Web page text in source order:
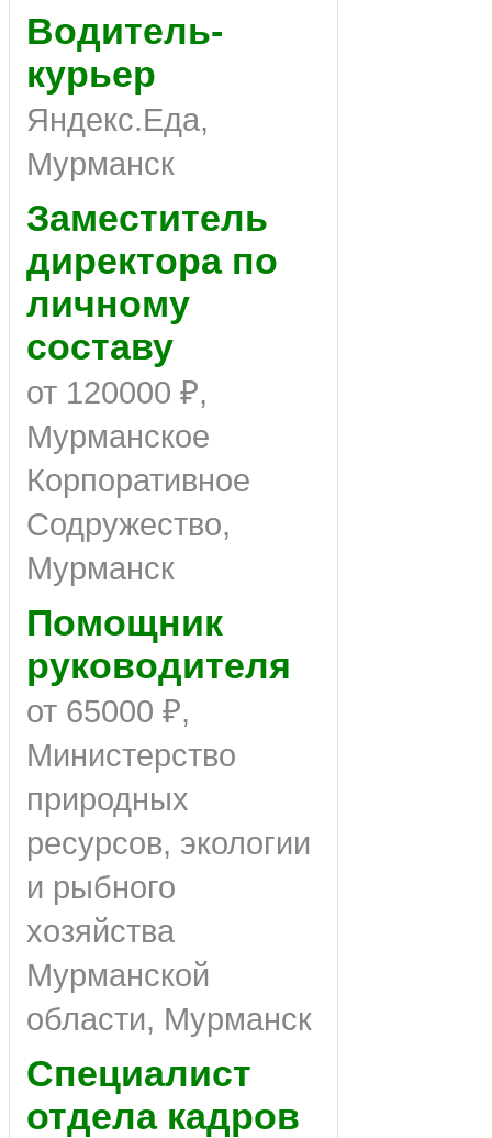
Водитель-
курьер
Яндекс.Еда,
Мурманск
Заместитель
директора по
личному
составу
от 120000 ₽,
Мурманское
Корпоративное
Содружество,
Мурманск
Помощник
руководителя
от 65000 ₽,
Министерство
природных
ресурсов, экологии
и рыбного
хозяйства
Мурманской
области, Мурманск
Специалист
отдела кадров